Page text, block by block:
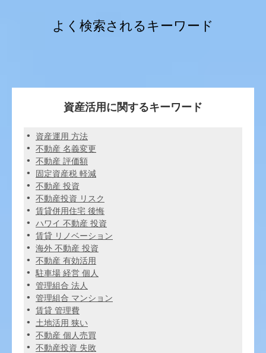
よく検索されるキーワード
資産活用に関するキーワード
資産運用 方法
不動産 名義変更
不動産 評価額
固定資産税 軽減
不動産 投資
不動産投資 リスク
賃貸併用住宅 後悔
ハワイ 不動産 投資
賃貸 リノベーション
海外 不動産 投資
不動産 有効活用
駐車場 経営 個人
管理組合 法人
管理組合 マンション
賃貸 管理費
土地活用 狭い
不動産 個人売買
不動産投資 失敗